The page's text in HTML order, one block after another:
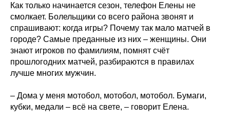
Как только начинается сезон, телефон Елены не
смолкает. Болельщики со всего района звонят и
спрашивают: когда игры? Почему так мало матчей в
городе? Самые преданные из них – женщины. Они
знают игроков по фамилиям, помнят счёт
прошлогодних матчей, разбираются в правилах
лучше многих мужчин.
– Дома у меня мотобол, мотобол, мотобол. Бумаги,
кубки, медали – всё на свете, – говорит Елена.